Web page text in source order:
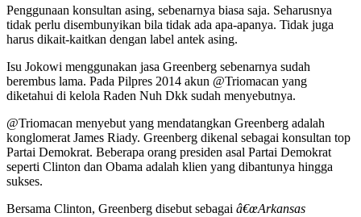
Penggunaan konsultan asing, sebenarnya biasa saja. Seharusnya
tidak perlu disembunyikan bila tidak ada apa-apanya. Tidak juga
harus dikait-kaitkan dengan label antek asing.
Isu Jokowi menggunakan jasa Greenberg sebenarnya sudah
berembus lama. Pada Pilpres 2014 akun @Triomacan yang
diketahui di kelola Raden Nuh Dkk sudah menyebutnya.
@Triomacan menyebut yang mendatangkan Greenberg adalah
konglomerat James Riady. Greenberg dikenal sebagai konsultan top
Partai Demokrat. Beberapa orang presiden asal Partai Demokrat
seperti Clinton dan Obama adalah klien yang dibantunya hingga
sukses.
Bersama Clinton, Greenberg disebut sebagai â€œArkansas